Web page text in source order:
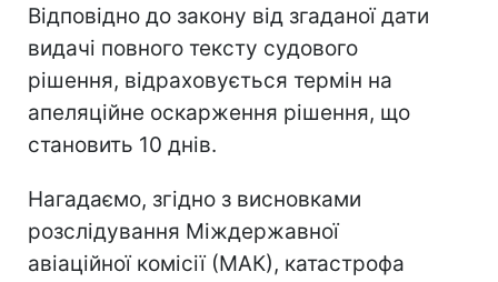
Відповідно до закону від згаданої дати
видачі повного тексту судового
рішення, відраховується термін на
апеляційне оскарження рішення, що
становить 10 днів.
Нагадаємо, згідно з висновками
розслідування Міждержавної
авіаційної комісії (МАК), катастрофа